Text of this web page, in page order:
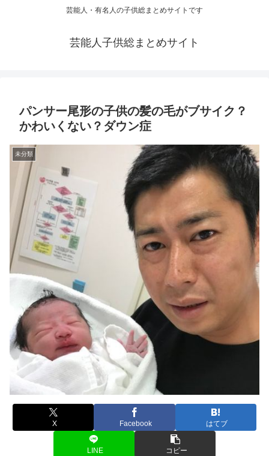
芸能人・有名人の子供総まとめサイトです
芸能人子供総まとめサイト
パンサー尾形の子供の髪の毛がブサイク？
かわいくない？ダウン症
未分類
X Facebook はてブ
LINE コピー